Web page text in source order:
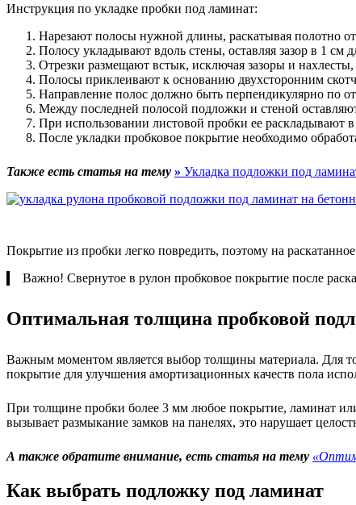
Инструкция по укладке пробки под ламинат:
Нарезают полосы нужной длины, раскатывая полотно от
Полосу укладывают вдоль стены, оставляя зазор в 1 см
Отрезки размещают встык, исключая зазоры и нахлесты,
Полосы приклеивают к основанию двухсторонним
Направление полос должно быть перпендикулярно по
Между последней полосой подложки и стеной
При использовании листовой пробки ее раскладывают
После укладки пробковое покрытие необходимо
Также есть статья на тему » Укладка подложки под
Покрытие из пробки легко повредить, поэтому на
Важно! Свернутое в рулон пробковое покрытие после
Оптимальная толщина пробковой
Важным моментом является выбор толщины материала. Для
покрытие для улучшения амортизационных качеств пола
При толщине пробки более 3 мм любое покрытие, ламинат
вызывает размыкание замков на панелях, это нарушает
А также обратите внимание, есть статья на тему
Как выбрать подложку под ламинат